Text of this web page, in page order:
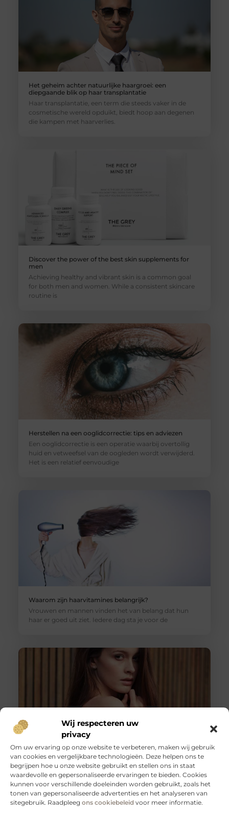
Wij respecteren uw
privacy
Om uw ervaring op onze website te verbeteren, maken wij gebruik
van cookies en vergelijkbare technologieën. Deze helpen ons te
begrijpen hoe u onze website gebruikt en stellen ons in staat
waardevolle en gepersonaliseerde ervaringen te bieden. Cookies
kunnen voor verschillende doeleinden worden gebruikt, zoals het
tonen van gepersonaliseerde advertenties en het analyseren van
sitegebruik. Raadpleeg ons cookiebeleid voor meer informatie.
Het geheim achter natuurlijke haargroei: een
diepgaande blik op haar transplantatie
Haar transplantatie, een term die steeds vaker in de
cosmetische wereld opduikt, biedt hoop aan degenen
die kampen met haarverlies.
Discover the power of the best skin supplements for
men
Achieving healthy and vibrant skin is a common goal
for both men and women. While a consistent skincare
routine is
Herstellen na een ooglidcorrectie: tips en adviezen
Een ooglidcorrectie is een operatie waarbij overtollig
huid en vetweefsel van de oogleden wordt verwijderd.
Het is een relatief eenvoudige
Waarom zijn haarvitamines belangrijk?
Vrouwen en mannen vinden het van belang dat hun
haar er goed uit ziet. Iedere dag sta je voor de
De procedure van een schaamlip correctie
Tegenwoordig maken technologische ontwikkelingen
dat er steeds meer mogelijk is. We kunnen allerlei
ingrepen en procedures doorlopen om een betere